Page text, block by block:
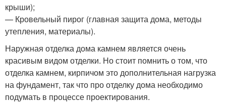
крыши);
— Кровельный пирог (главная защита дома, методы
утепления, материалы).
Наружная отделка дома камнем является очень
красивым видом отделки. Но стоит помнить о том, что
отделка камнем, кирпичом это дополнительная нагрузка
на фундамент, так что про отделку дома необходимо
подумать в процессе проектирования.